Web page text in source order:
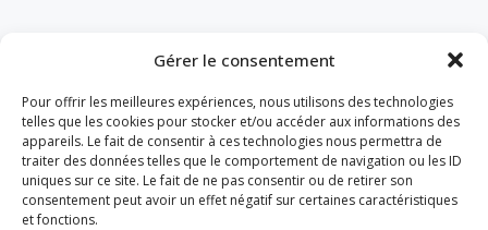
Gérer le consentement
Pour offrir les meilleures expériences, nous utilisons des technologies
telles que les cookies pour stocker et/ou accéder aux informations des
appareils. Le fait de consentir à ces technologies nous permettra de
traiter des données telles que le comportement de navigation ou les ID
uniques sur ce site. Le fait de ne pas consentir ou de retirer son
consentement peut avoir un effet négatif sur certaines caractéristiques
et fonctions.